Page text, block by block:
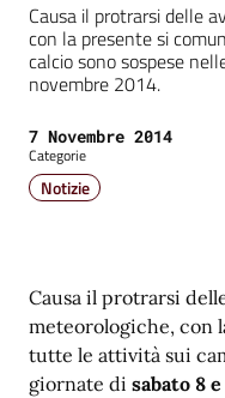
Causa il protrarsi delle
con la presente si
calcio sono sospese
novembre 2014.
Data:
7 Novembre 2014
Categorie
Notizie
Causa il protrarsi
meteorologiche, con
tutte le attività sui
giornate di sabato 8